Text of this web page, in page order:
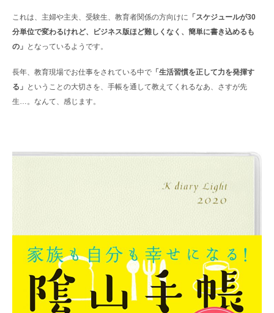
これは、主婦や主夫、受験生、教育者関係の方向けに 「スケジュールが30
分単位で変わるけれど、ビジネス版ほど難しくなく、簡単に書き込めるも
の」 となっているようです。
長年、教育現場でお仕事をされている中で 「生活習慣を正して力を発揮す
る」 ということの大切さを、手帳を通して教えてくれるなあ、さすが先
生…。なんて、感じます。